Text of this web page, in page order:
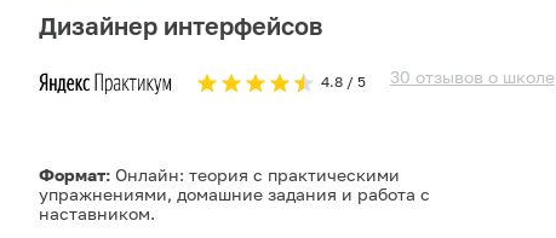
Дизайнер интерфейсов
4.8 / 5 30 отзывов о школе
Формат: Онлайн: теория с практическими
упражнениями, домашние задания и работа с
наставником.